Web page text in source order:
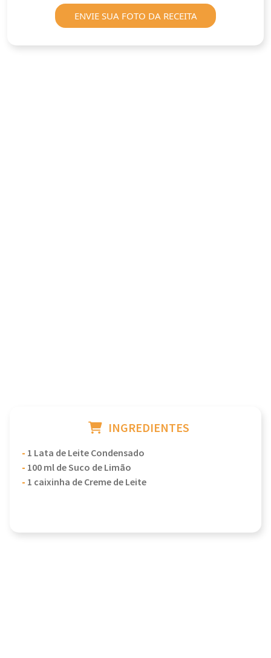
ENVIE SUA FOTO DA RECEITA
INGREDIENTES
- 1 Lata de Leite Condensado
- 100 ml de Suco de Limão
- 1 caixinha de Creme de Leite